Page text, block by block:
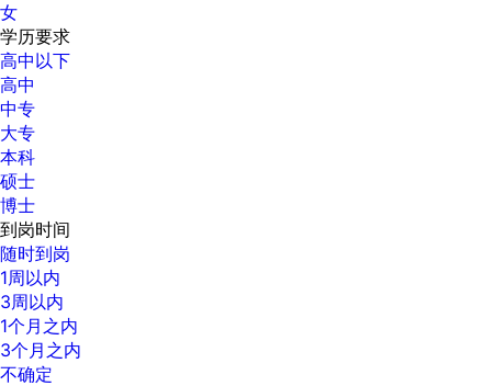
女
学历要求
高中以下
高中
中专
大专
本科
硕士
博士
到岗时间
随时到岗
1周以内
3周以内
1个月之内
3个月之内
不确定